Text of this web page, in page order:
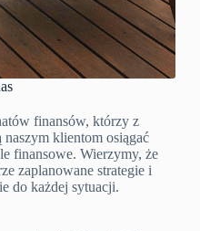
finansów, którzy z
naszym klientom osiągać
finansowe. Wierzymy, że
zaplanowane strategie i
do każdej sytuacji.